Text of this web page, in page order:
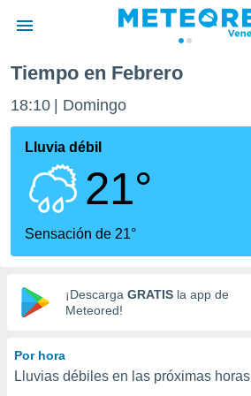
de
ha
para
que se
calidad.
a este
las
y
digital
basada
Tiempo en Febrero
18:10 Domingo
Lluvia débil
21°
Sensación de 21°
¡Descarga GRATIS la app de
Meteored!
Por hora
Lluvias débiles en las próximas horas